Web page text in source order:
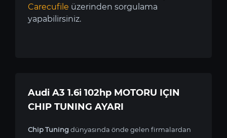
Carecufile üzerinden sorgulama
yapabilirsiniz.
Audi A3 1.6i 102hp MOTORU IÇIN
CHIP TUNING AYARI
Chip Tuningdünyasında önde gelen firmalardan